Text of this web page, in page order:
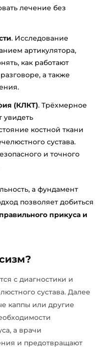
лечение без
. Исследование
артикулятора,
как работают
а также
(КЛКТ). Трёхмерное
увидеть
костной ткани
сустава.
и точного
а фундамент
позволяет добиться
прикуса и
с диагностики и
сустава. Далее
каппы или другие
а врачи
и предотвращают